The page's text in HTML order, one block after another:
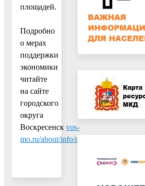
площадей.
Подробно
о мерах
поддержки
экономики
читайте
на сайте
городского
округа
Воскресенск vos-
mo.ru/about/info/news/390/67859/